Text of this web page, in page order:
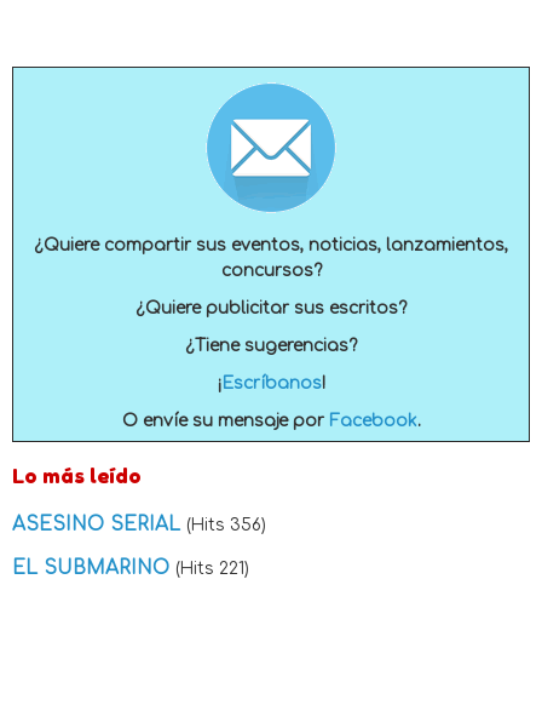
¿Quiere compartir sus eventos, noticias, lanzamientos,
concursos?
¿Quiere publicitar sus escritos?
¿Tiene sugerencias?
¡ Escríbanos!
O envíe su mensaje por Facebook.
Lo más leído
ASESINO SERIAL (Hits 356)
EL SUBMARINO (Hits 221)